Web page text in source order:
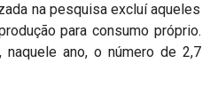
na pesquisa excluí aqueles
para consumo próprio.
ano, o número de 2,7